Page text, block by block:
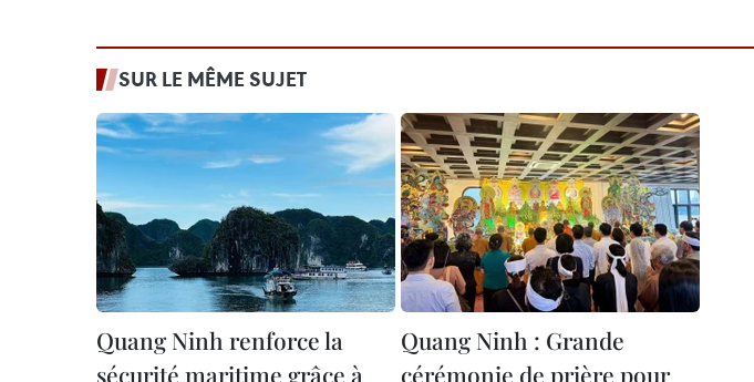
SUR LE MÊME SUJET
Quang Ninh renforce la
sécurité maritime grâce à
Quang Ninh : Grande
cérémonie de prière pour